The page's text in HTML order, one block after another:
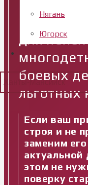
Нягань
Югорск
Ханты-Мансийск
для
боевых
льготных
Если ваш
строя и не
заменим
актуальной
этом не
поверку